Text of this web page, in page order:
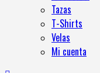
Tazas
T-Shirts
Velas
Mi cuenta